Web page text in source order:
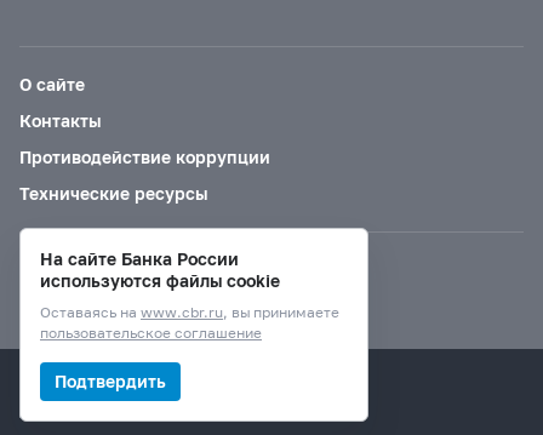
О сайте
Контакты
Противодействие коррупции
Технические ресурсы
Версия для слабовидящих
© Банк России, 2000–2026.
На сайте Банка России
используются файлы cookie
Оставаясь на www.cbr.ru, вы принимаете
пользовательское соглашение
Подтвердить